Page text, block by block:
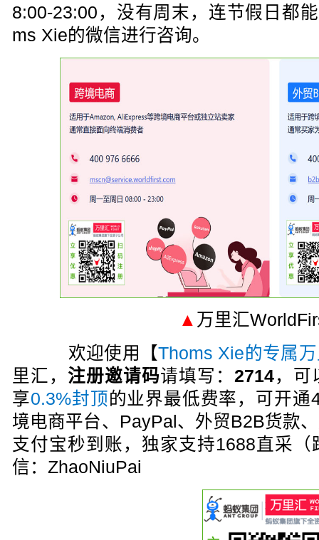
8:00-23:00，没有周末，连节假日都
ms Xie的微信进行咨询。
▲ 万里汇
欢迎使用【Thoms Xie的专属
里汇， 注册邀请码请填写： 2714，可
享0.3%封顶的业界最低费率，可开
境电商平台、PayPal、外贸B2B货款
支付宝秒到账，独家支持1688直采
信：ZhaoNiuPai